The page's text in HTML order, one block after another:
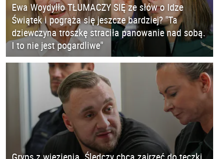
Ewa Woydyłło TŁUMACZY SIĘ ze słów o Idze
Świątek i pogrąża się jeszcze bardziej? "Ta
dziewczyna troszkę straciła panowanie nad sobą.
I to nie jest pogardliwe"